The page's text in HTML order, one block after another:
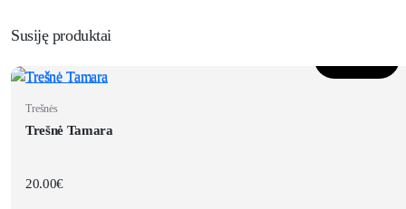
Susiję produktai
Trešnės
Trešnė Tamara
20.00€